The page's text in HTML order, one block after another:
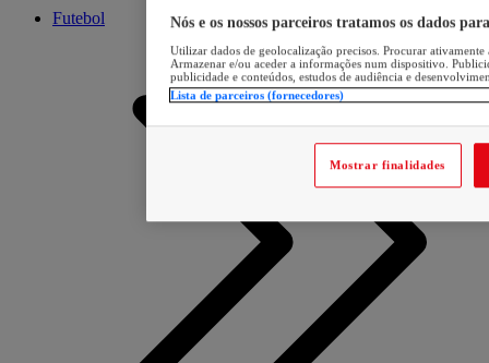
Futebol Nós e os nossos parceiros tratamos os dados
Utilizar dados de geolocalização precisos. Procurar
Armazenar e/ou aceder a informações num dispositivo.
publicidade e conteúdos, estudos de audiência e
Lista de parceiros (fornecedores)
Mostrar finalidades